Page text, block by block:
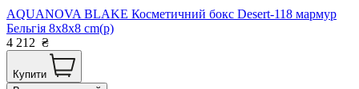
AQUANOVA BLAKE Косметичний бокс Desert-118 мармур
Бельгія 8x8x8 cm(р)
4 212 ₴
Купити